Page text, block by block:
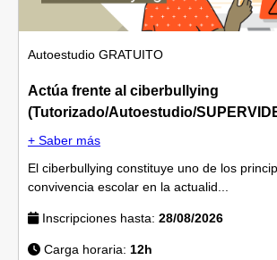
Autoestudio GRATUITO
Actúa frente al ciberbullying
(Tutorizado/Autoestudio/
+ Saber más
El ciberbullying constituye uno de los
convivencia escolar en la actualid...
Inscripciones hasta: 28/08/2026
Carga horaria: 12h